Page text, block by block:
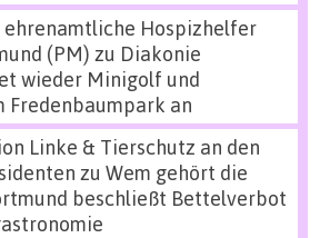
ehrenamtliche Hospizhelfer
(PM) zu Diakonie
wieder Minigolf und
Fredenbaumpark an
Linke & Tierschutz an den
zu Wem gehört die
beschließt Bettelverbot